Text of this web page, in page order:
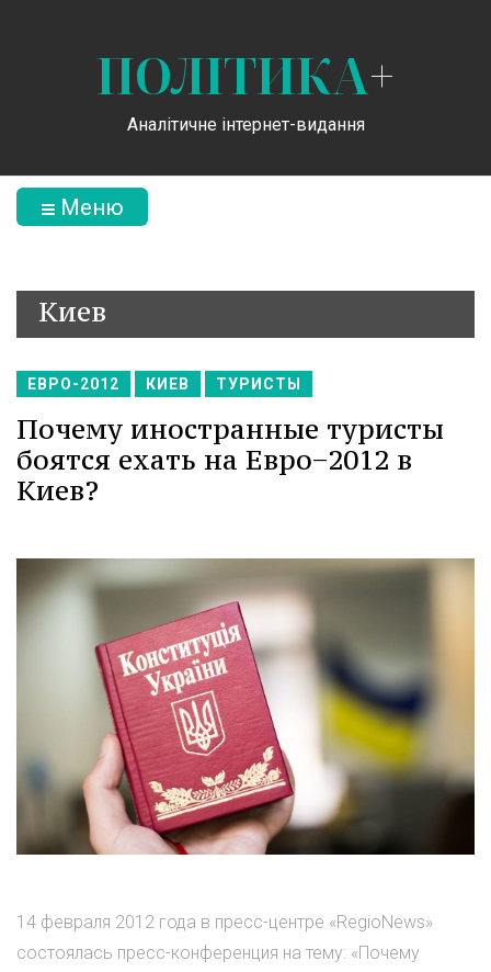
ПОЛІТИКА+
Аналітичне інтернет-видання
Меню
Киев
ЕВРО-2012 КИЕВ ТУРИСТЫ
Почему иностранные туристы
боятся ехать на Евро−2012 в
Киев?
14 февраля 2012 года в пресс-центре «RegioNews»
состоялась пресс-конференция на тему: «Почему